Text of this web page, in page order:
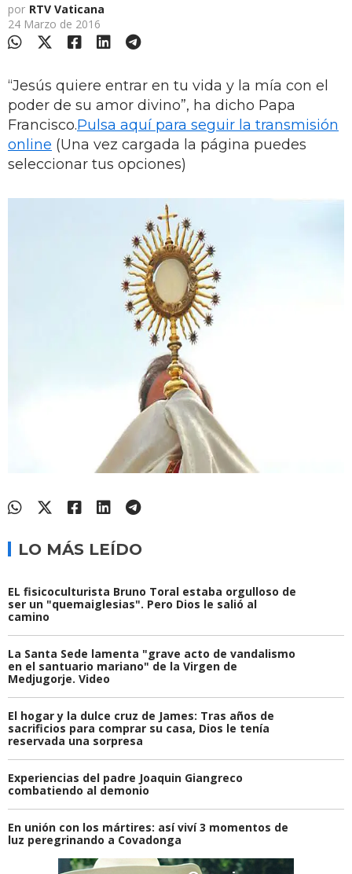
por RTV Vaticana
24 Marzo de 2016
“Jesús quiere entrar en tu vida y la mía con el
poder de su amor divino”, ha dicho Papa
Francisco.Pulsa aquí para seguir la transmisión
online (Una vez cargada la página puedes
seleccionar tus opciones)
LO MÁS LEÍDO
EL fisicoculturista Bruno Toral estaba orgulloso de
ser un "quemaiglesias". Pero Dios le salió al
camino
La Santa Sede lamenta "grave acto de vandalismo
en el santuario mariano" de la Virgen de
Medjugorje. Video
El hogar y la dulce cruz de James: Tras años de
sacrificios para comprar su casa, Dios le tenía
reservada una sorpresa
Experiencias del padre Joaquin Giangreco
combatiendo al demonio
En unión con los mártires: así viví 3 momentos de
luz peregrinando a Covadonga